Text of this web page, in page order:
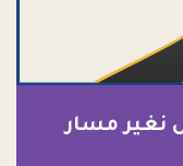
نغير مسار